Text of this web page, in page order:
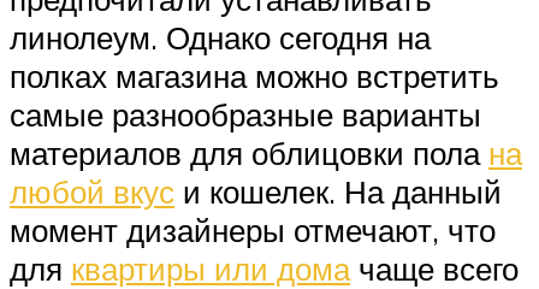
линолеум. Однако сегодня на
полках магазина можно встретить
самые разнообразные варианты
материалов для облицовки пола на
любой вкус и кошелек. На данный
момент дизайнеры отмечают, что
для квартиры или домачаще всего